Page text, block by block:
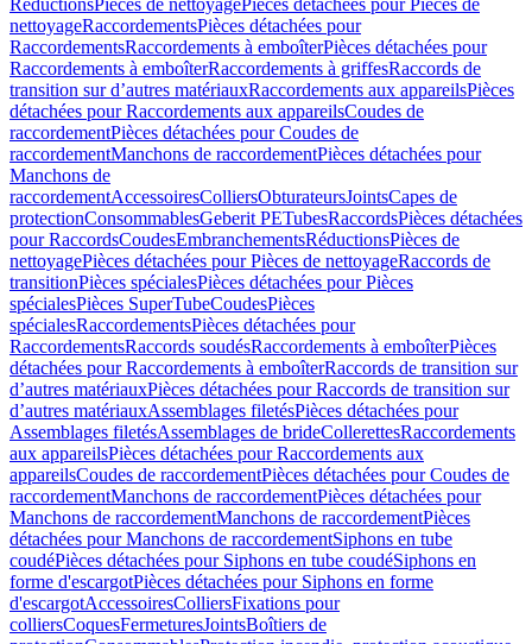
RéductionsPièces de nettoyagePièces détachées pour Pièces de
nettoyageRaccordementsPièces détachées pour
RaccordementsRaccordements à emboîterPièces détachées pour
Raccordements à emboîterRaccordements à griffesRaccords de
transition sur d’autres matériauxRaccordements aux appareilsPièces
détachées pour Raccordements aux appareilsCoudes de
raccordementPièces détachées pour Coudes de
raccordementManchons de raccordementPièces détachées pour
Manchons de
raccordementAccessoiresColliersObturateursJointsCapes de
protectionConsommablesGeberit PETubesRaccordsPièces détachées
pour RaccordsCoudesEmbranchementsRéductionsPièces de
nettoyagePièces détachées pour Pièces de nettoyageRaccords de
transitionPièces spécialesPièces détachées pour Pièces
spécialesPièces SuperTubeCoudesPièces
spécialesRaccordementsPièces détachées pour
RaccordementsRaccords soudésRaccordements à emboîterPièces
détachées pour Raccordements à emboîterRaccords de transition sur
d’autres matériauxPièces détachées pour Raccords de transition sur
d’autres matériauxAssemblages filetésPièces détachées pour
Assemblages filetésAssemblages de brideCollerettesRaccordements
aux appareilsPièces détachées pour Raccordements aux
appareilsCoudes de raccordementPièces détachées pour Coudes de
raccordementManchons de raccordementPièces détachées pour
Manchons de raccordementManchons de raccordementPièces
détachées pour Manchons de raccordementSiphons en tube
coudéPièces détachées pour Siphons en tube coudéSiphons en
forme d'escargotPièces détachées pour Siphons en forme
d'escargotAccessoiresColliersFixations pour
colliersCoquesFermeturesJointsBoîtiers de